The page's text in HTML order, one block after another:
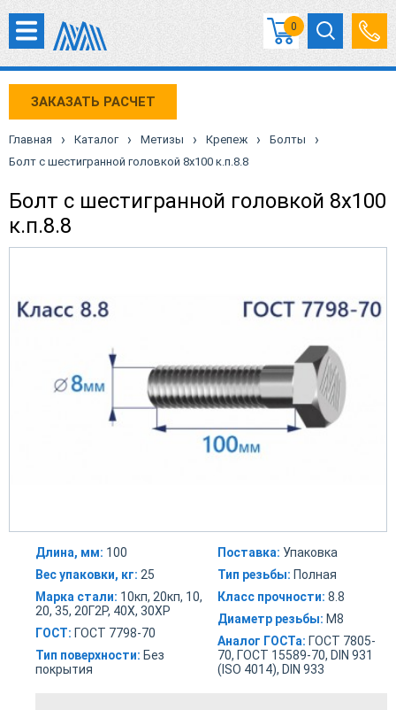
0
ЗАКАЗАТЬ РАСЧЕТ
Главная › Каталог › Метизы › Крепеж › Болты ›
Болт с шестигранной головкой 8х100 к.п.8.8
Болт с шестигранной головкой 8х100
к.п.8.8
Длина, мм: 100
Вес упаковки, кг: 25
Марка стали: 10кп, 20кп, 10,
20, 35, 20Г2Р, 40Х, 30ХР
ГОСТ: ГОСТ 7798-70
Тип поверхности: Без
покрытия
Поставка: Упаковка
Тип резьбы: Полная
Класс прочности: 8.8
Диаметр резьбы: М8
Аналог ГОСТа: ГОСТ 7805-
70, ГОСТ 15589-70, DIN 931
(ISO 4014), DIN 933